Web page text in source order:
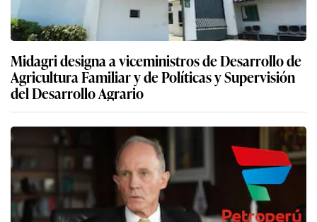
Midagri designa a viceministros de Desarrollo de
Agricultura Familiar y de Políticas y Supervisión
del Desarrollo Agrario